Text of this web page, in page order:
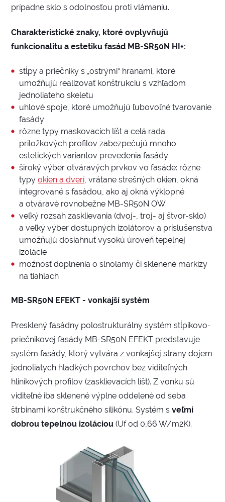
prípadne sklo s odolnosťou proti vlámaniu.
Charakteristické znaky, ktoré ovplyvňujú
funkcionalitu a estetiku fasád MB-SR50N HI+:
stĺpy a priečniky s „ostrými“ hranami, ktoré
umožňujú realizovať konštrukciu s vzhľadom
jednoliateho skeletu
uhlové spoje, ktoré umožňujú ľubovoľné tvarovanie
fasády
rôzne typy maskovacích líšt a celá rada
priložkových profilov zabezpečujú mnoho
estetických variantov prevedenia fasády
široký výber otváravých prvkov vo fasáde: rôzne
typy okien a dverí , vrátane strešných okien, okná
integrované s fasádou, ako aj okná výklopné
a otváravé rovnobežne MB-SR50N OW.
veľký rozsah zasklievania (dvoj-, troj- aj štvor-sklo)
a veľký výber dostupných izolátorov a príslušenstva
umožňujú dosiahnuť vysokú úroveň tepelnej
izolácie
možnosť doplnenia o slnolamy či sklenené markízy
na tiahlach
MB-SR50N EFEKT - vonkajší systém
Presklený fasádny polostrukturálny systém stĺpikovo-
priečnikovej fasády MB-SR50N EFEKT predstavuje
systém fasády, ktorý vytvára z vonkajšej strany dojem
jednoliatych hladkých povrchov bez viditeľných
hliníkových profilov (zasklievacích líšt). Z vonku sú
viditeľné iba sklenené výplne oddelené od seba
štrbinami konštrukčného silikónu. Systém s veľmi
dobrou tepelnou izoláciou (Uf od 0,66 W/m2K).